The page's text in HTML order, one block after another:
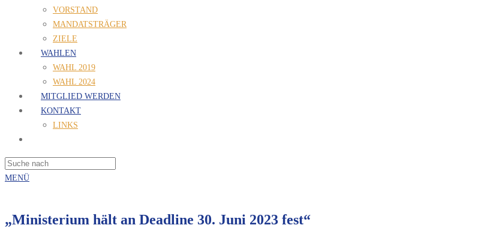
VORSTAND
MANDATSTRÄGER
ZIELE
WAHLEN
WAHL 2019
WAHL 2024
MITGLIED WERDEN
KONTAKT
LINKS
MENÜ
„Ministerium hält an Deadline 30. Juni 2023 fest“